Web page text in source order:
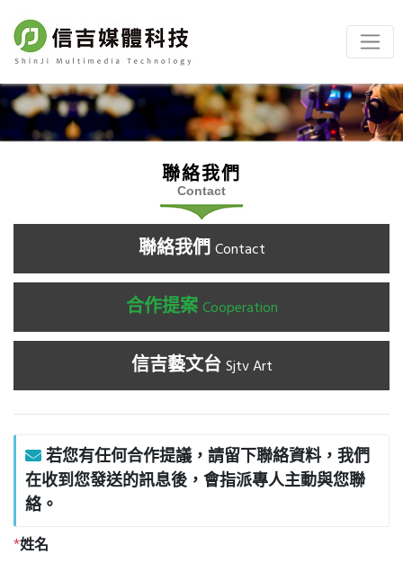
聯絡我們
Contact
聯絡我們Contact
合作提案Cooperation
信吉藝文台Sjtv Art
若您有任何合作提議，請留下聯絡資料，我們
在收到您發送的訊息後，會指派專人主動與您聯
絡。
*姓名